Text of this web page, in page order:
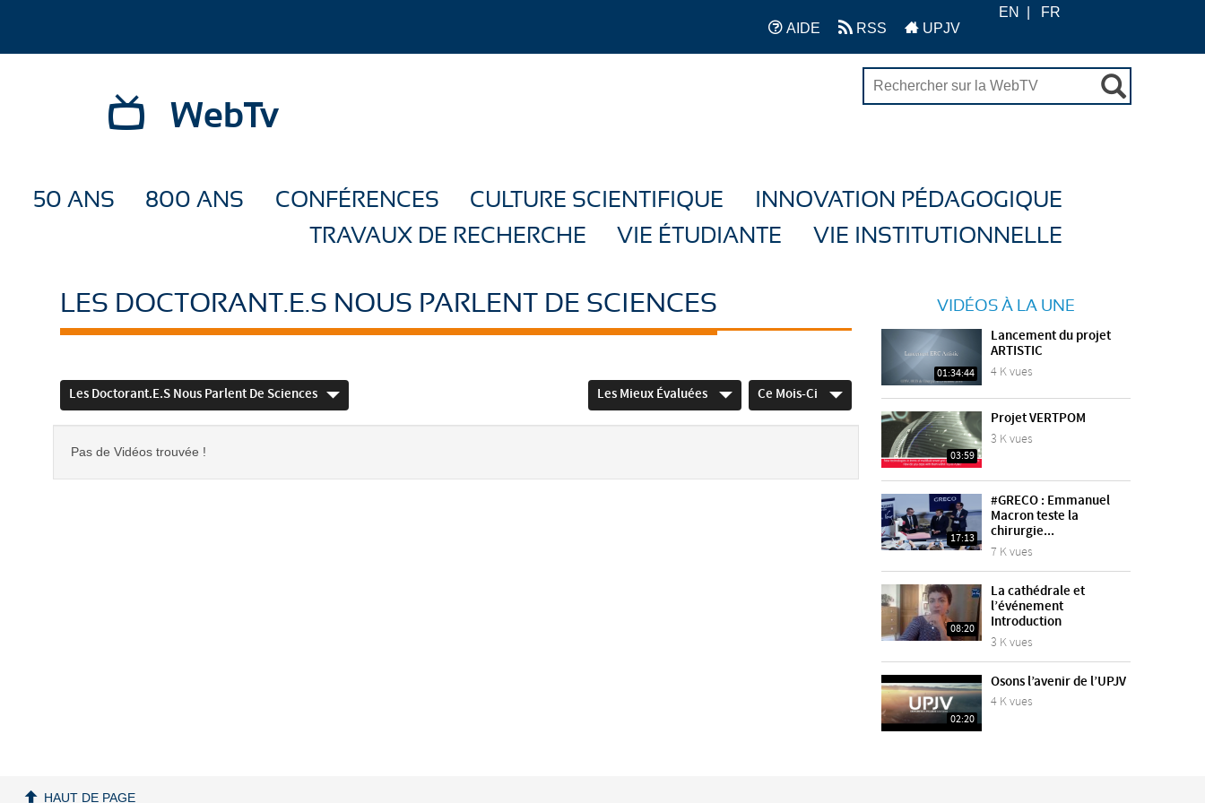
AIDE RSS UPJV
EN FR
WebTv
50 ANS 800 ANS CONFÉRENCES CULTURE SCIENTIFIQUE
INNOVATION PÉDAGOGIQUE
TRAVAUX DE RECHERCHE
VIE ÉTUDIANTE VIE INSTITUTIONNELLE
LES DOCTORANT.E.S NOUS PARLENT DE SCIENCES
Les Doctorant.e.s Nous Parlent De Sciences Les Mieux Évaluées Ce Mois-Ci
Pas de Vidéos trouvée !
VIDÉOS À LA UNE
01:34:44
Lancement du projet
ARTISTIC
4 K vues
03:59
Projet VERTPOM
3 K vues
17:13
#GRECO : Emmanuel
Macron teste la
chirurgie...
7 K vues
08:20
La cathédrale et
l’événement
Introduction
3 K vues
02:20
Osons l’avenir de l’UPJV
4 K vues
HAUT DE PAGE